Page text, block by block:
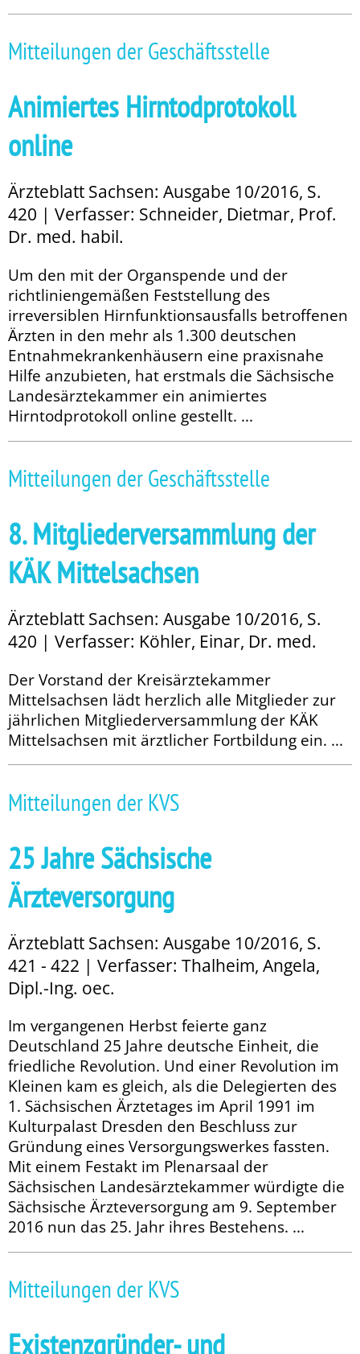
Mitteilungen der Geschäftsstelle
Animiertes Hirntodprotokoll
online
Ärzteblatt Sachsen: Ausgabe 10/2016, S.
420 | Verfasser: Schneider, Dietmar, Prof.
Dr. med. habil.
Um den mit der Organspende und der
richtliniengemäßen Feststellung des
irreversiblen Hirnfunktionsausfalls betroffenen
Ärzten in den mehr als 1.300 deutschen
Entnahmekrankenhäusern eine praxisnahe
Hilfe anzubieten, hat erstmals die Sächsische
Landesärztekammer ein animiertes
Hirntodprotokoll online ge­­stellt. ...
Mitteilungen der Geschäftsstelle
8. Mitgliederversammlung der
KÄK Mittelsachsen
Ärzteblatt Sachsen: Ausgabe 10/2016, S.
420 | Verfasser: Köhler, Einar, Dr. med.
Der Vorstand der Kreisärztekammer
Mittelsachsen lädt herzlich alle Mitglieder zur
jährlichen Mitgliederversammlung der KÄK
Mittelsachsen mit ärztlicher Fortbildung ein. ...
Mitteilungen der KVS
25 Jahre Sächsische
Ärzteversorgung
Ärzteblatt Sachsen: Ausgabe 10/2016, S.
421 - 422 | Verfasser: Thalheim, Angela,
Dipl.-Ing. oec.
Im vergangenen Herbst feierte ganz
Deutschland 25 Jahre deutsche Einheit, die
friedliche Revolution. Und einer Revolution im
Kleinen kam es gleich, als die Delegierten des
1. Sächsischen Ärztetages im April 1991 im
Kulturpalast Dresden den Beschluss zur
Gründung eines Versorgungswerkes fassten.
Mit einem Festakt im Plenarsaal der
Sächsischen Landesärztekammer würdigte die
Sächsische Ärzteversorgung am 9. September
2016 nun das 25. Jahr ihres Bestehens. ...
Mitteilungen der KVS
Existenzgründer- und